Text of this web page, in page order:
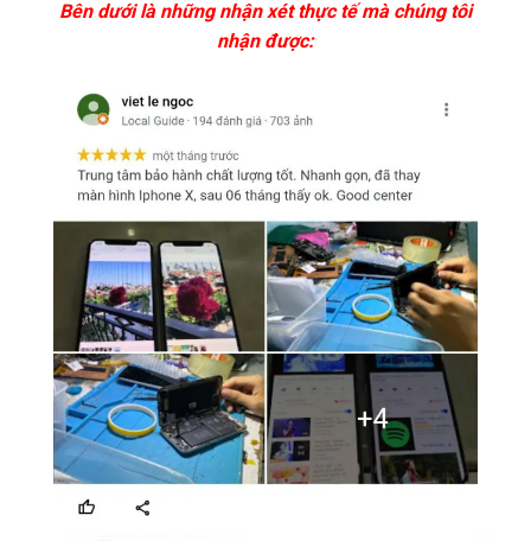
Bên dưới là những nhận xét thực tế mà chúng tôi
nhận được: